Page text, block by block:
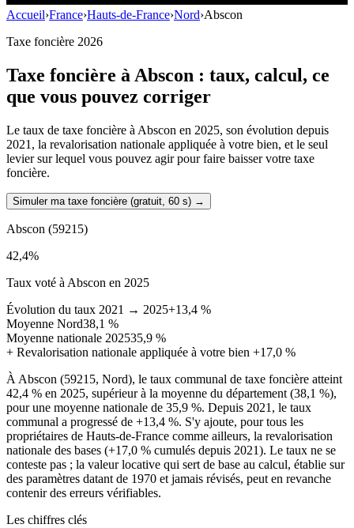
Accueil›France›Hauts-de-France›Nord›Abscon
Taxe foncière 2026
Taxe foncière àAbscon : taux, calcul, ce
que vous pouvez corriger
Le taux de taxe foncière à Abscon en 2025, son évolution depuis
2021, la revalorisation nationale appliquée à votre bien, et le seul
levier sur lequel vous pouvez agir pour faire baisser votre taxe
foncière.
Simuler ma taxe foncière (gratuit, 60 s) →
Abscon (59215)
42,4%
Taux voté à Abscon en 2025
Évolution du taux 2021 → 2025+13,4 %
Moyenne Nord38,1 %
Moyenne nationale 202535,9 %
+ Revalorisation nationale appliquée à votre bien +17,0 %
À Abscon (59215, Nord), le taux communal de taxe foncière atteint
42,4 % en 2025, supérieur à la moyenne du département (38,1 %),
pour une moyenne nationale de 35,9 %. Depuis 2021, le taux
communal a progressé de +13,4 %. S'y ajoute, pour tous les
propriétaires de Hauts-de-France comme ailleurs, la revalorisation
nationale des bases (+17,0 % cumulés depuis 2021). Le taux ne se
conteste pas ; la valeur locative qui sert de base au calcul, établie sur
des paramètres datant de 1970 et jamais révisés, peut en revanche
contenir des erreurs vérifiables.
Les chiffres clés